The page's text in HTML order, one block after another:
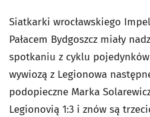
Siatkarki wrocławskiego
Pałacem Bydgoszcz miały
spotkaniu z cyklu
wywiozą z Legionowa
podopieczne Marka
Legionovią 1:3 i znów są